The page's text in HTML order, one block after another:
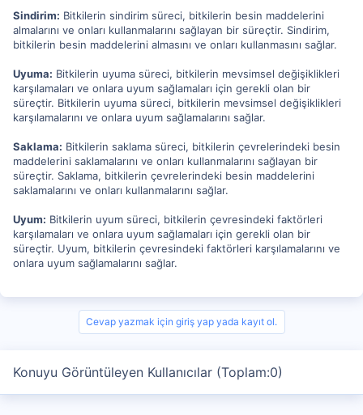
Sindirim: Bitkilerin sindirim süreci, bitkilerin besin maddelerini
almalarını ve onları kullanmalarını sağlayan bir süreçtir. Sindirim,
bitkilerin besin maddelerini almasını ve onları kullanmasını sağlar.
Uyuma: Bitkilerin uyuma süreci, bitkilerin mevsimsel değişiklikleri
karşılamaları ve onlara uyum sağlamaları için gerekli olan bir
süreçtir. Bitkilerin uyuma süreci, bitkilerin mevsimsel değişiklikleri
karşılamalarını ve onlara uyum sağlamalarını sağlar.
Saklama: Bitkilerin saklama süreci, bitkilerin çevrelerindeki besin
maddelerini saklamalarını ve onları kullanmalarını sağlayan bir
süreçtir. Saklama, bitkilerin çevrelerindeki besin maddelerini
saklamalarını ve onları kullanmalarını sağlar.
Uyum: Bitkilerin uyum süreci, bitkilerin çevresindeki faktörleri
karşılamaları ve onlara uyum sağlamaları için gerekli olan bir
süreçtir. Uyum, bitkilerin çevresindeki faktörleri karşılamalarını ve
onlara uyum sağlamalarını sağlar.
Cevap yazmak için giriş yap yada kayıt ol.
Konuyu Görüntüleyen Kullanıcılar (Toplam:0)